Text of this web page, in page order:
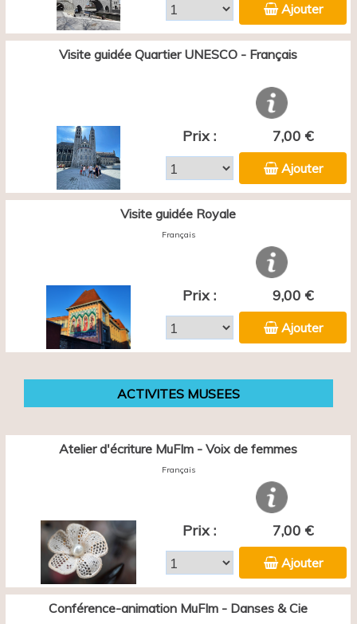
Ajouter
Visite guidée Quartier UNESCO - Français
Prix : 7,00 €
Ajouter
Visite guidée Royale
Français
Prix : 9,00 €
Ajouter
ACTIVITES MUSEES
Atelier d'écriture MuFIm - Voix de femmes
Français
Prix : 7,00 €
Ajouter
Conférence-animation MuFIm - Danses & Cie